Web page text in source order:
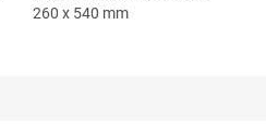
260 x 540 mm